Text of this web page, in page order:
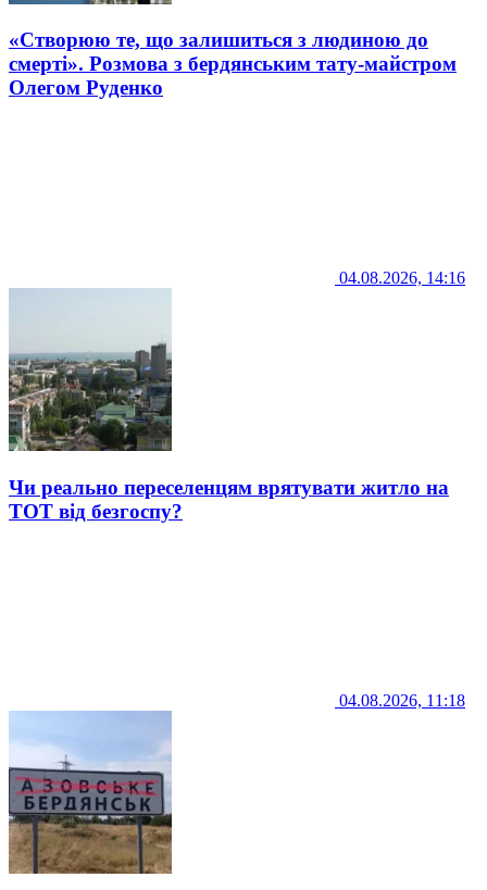
«Створюю те, що залишиться з людиною до
смерті». Розмова з бердянським тату-майстром
Олегом Руденко
04.08.2026, 14:16
Чи реально переселенцям врятувати житло на
ТОТ від безгоспу?
04.08.2026, 11:18